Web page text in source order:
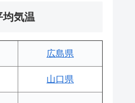
均気温
広島県
山口県